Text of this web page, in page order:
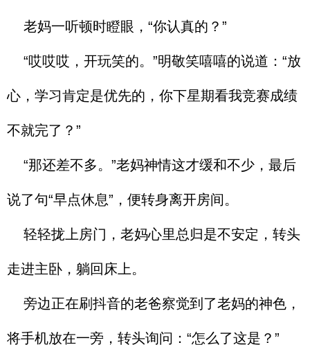
老妈一听顿时瞪眼，“你认真的？”
“哎哎哎，开玩笑的。”明敬笑嘻嘻的说道：“放
心，学习肯定是优先的，你下星期看我竞赛成绩
不就完了？”
“那还差不多。”老妈神情这才缓和不少，最后
说了句“早点休息”，便转身离开房间。
轻轻拢上房门，老妈心里总归是不安定，转头
走进主卧，躺回床上。
旁边正在刷抖音的老爸察觉到了老妈的神色，
将手机放在一旁，转头询问：“怎么了这是？”